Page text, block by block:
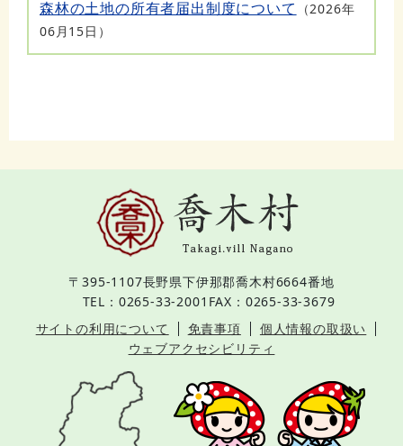
森林の土地の所有者届出制度について
2026年
06月15日
〒395-1107長野県下伊那郡喬木村6664番地
TEL：0265-33-2001 FAX：0265-33-3679
サイトの利用について
免責事項
個人情報の取扱い
ウェブアクセシビリティ